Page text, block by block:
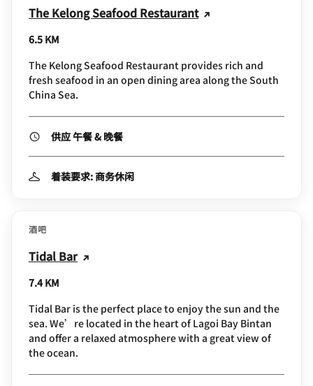
The Kelong Seafood Restaurant
6.5 KM
The Kelong Seafood Restaurant provides rich and
fresh seafood in an open dining area along the South
China Sea.
供应 午餐 & 晚餐
着装要求: 商务休闲
酒吧
Tidal Bar
7.4 KM
Tidal Bar is the perfect place to enjoy the sun and the
sea. We’re located in the heart of Lagoi Bay Bintan
and offer a relaxed atmosphere with a great view of
the ocean.